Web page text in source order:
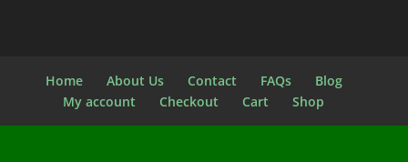
Home About Us Contact FAQs
Blog
My account
Checkout Cart Shop